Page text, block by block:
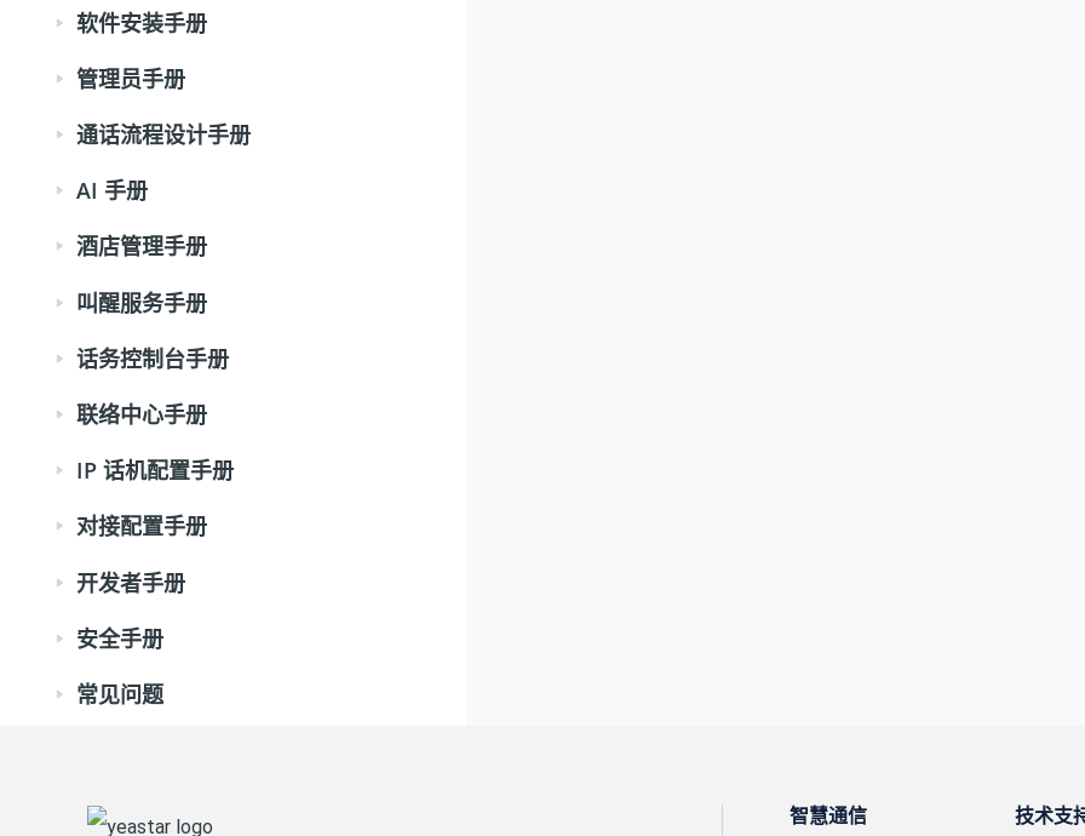
软件安装手册
管理员手册
通话流程设计手册
AI 手册
酒店管理手册
叫醒服务手册
话务控制台手册
联络中心手册
IP 话机配置手册
对接配置手册
开发者手册
安全手册
常见问题
智慧通信 技术支